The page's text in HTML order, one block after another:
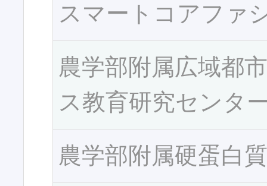
スマートコアファ
農学部附属広域都
ス教育研究センタ
農学部附属硬蛋白